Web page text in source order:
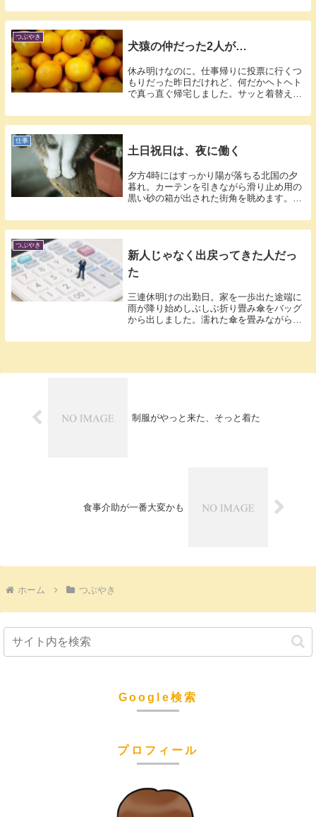
つぶやき
犬猿の仲だった2人が…
休み明けなのに。仕事帰りに投票に行くつ
もりだった昨日だけれど、何だかヘトヘト
で真っ直ぐ帰宅しました。サッと着替え
仕事
土日祝日は、夜に働く
夕方4時にはすっかり陽が落ちる北国の夕
暮れ。カーテンを引きながら滑り止め用の
黒い砂の箱が出された街角を眺めます。で
つぶやき
新人じゃなく出戻ってきた人だっ
た
三連休明けの出勤日。家を一歩出た途端に
雨が降り始めしぶしぶ折り畳み傘をバッグ
から出しました。濡れた傘を畳みながら駅
制服がやっと来た、そっと着た
食事介助が一番大変かも
ホーム つぶやき
Google検索
プロフィール